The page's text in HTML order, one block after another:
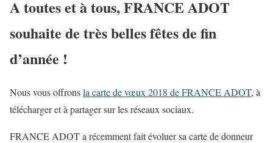
A toutes et à tous, FRANCE ADOT
souhaite de très belles fêtes de fin
d’année !
Nous vous offronsla carte de vœux 2018 de FRANCE ADOT, à
télécharger et à partager sur les réseaux sociaux.
FRANCE ADOT a récemment fait évoluer sa carte de donneur